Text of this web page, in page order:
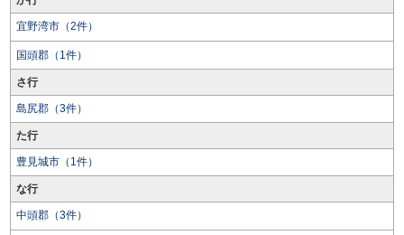
宜野湾市（2件）
国頭郡（1件）
さ行
島尻郡（3件）
た行
豊見城市（1件）
な行
中頭郡（3件）